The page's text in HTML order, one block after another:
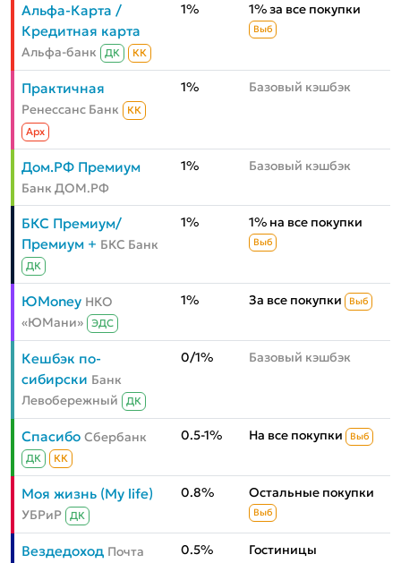
Альфа-Карта /
Кредитная карта
Альфа-банк ДК КК
1% 1% за все покупки
Выб
Практичная
Ренессанс Банк
КК
Aрх
1% Базовый кэшбэк
Дом.РФ Премиум
Банк ДОМ.РФ
1% Базовый кэшбэк
БКС Премиум/
Премиум + БКС Банк
ДК
1% 1% на все покупки
Выб
ЮMoney НКО
«ЮМани»
ЭДС
1% За все покупки Выб
Кешбэк по-
сибирски Банк
Левобережный
ДК
0/1% Базовый кэшбэк
Спасибо Сбербанк
ДК КК
0.5-1% На все покупки Выб
Моя жизнь (My life)
УБРиР ДК
0.8% Остальные покупки
Выб
Вездедоход Почта
0.5% Гостиницы